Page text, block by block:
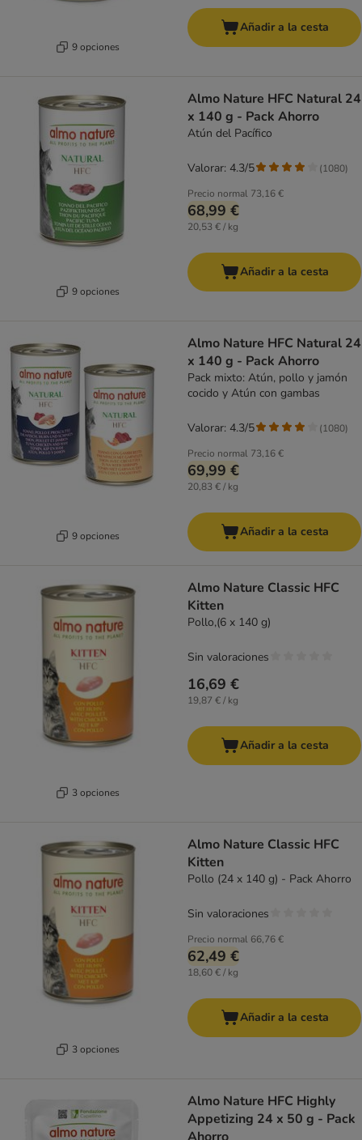
9 opciones
Añadir a la cesta
9 opciones
Almo Nature HFC Natural 24
x 140 g - Pack Ahorro
Atún del Pacífico
Precio normal 73,16 €
68,99 €
20,53 € / kg
Valorar: 4.3/5 (1080)
Añadir a la cesta
9 opciones
Almo Nature HFC Natural 24
x 140 g - Pack Ahorro
Pack mixto: Atún, pollo y jamón
cocido y Atún con gambas
Precio normal 73,16 €
69,99 €
20,83 € / kg
Valorar: 4.3/5 (1080)
Añadir a la cesta
3 opciones
Almo Nature Classic HFC
Kitten
Pollo,(6 x 140 g)
16,69 €
19,87 € / kg
Sin valoraciones
Añadir a la cesta
3 opciones
Almo Nature Classic HFC
Kitten
Pollo (24 x 140 g) - Pack Ahorro
Precio normal 66,76 €
62,49 €
18,60 € / kg
Sin valoraciones
Añadir a la cesta
Almo Nature HFC Highly
Appetizing 24 x 50 g - Pack